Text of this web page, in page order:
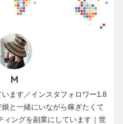
M
ます／インスタフォロワー1.8
と一緒にいながら稼ぎたくて
ィングを副業にしています｜世